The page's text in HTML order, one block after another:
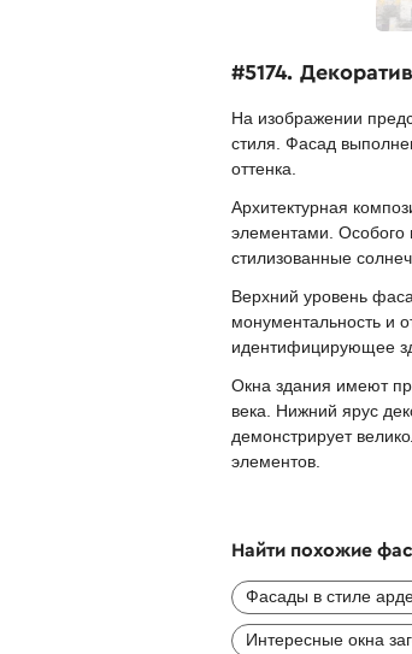
#5174.
На изображении
стиля. Фасад
оттенка.
Архитектурная
элементами.
стилизованные
Верхний уровень
монументальность и
идентифицирующее
Окна здания имеют
века. Нижний ярус
демонстрирует
элементов.
Найти похожие
Фасады в стиле
Интересные окна